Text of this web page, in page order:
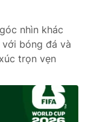
nhìn khác
với bóng đá và
trọn vẹn